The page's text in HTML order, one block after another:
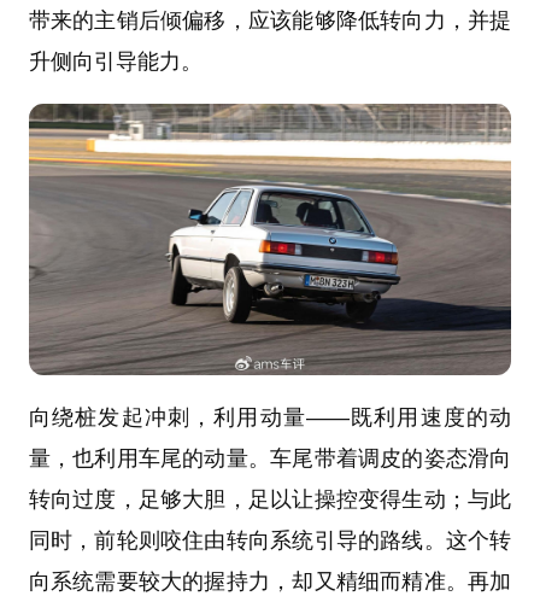
带来的主销后倾偏移，应该能够降低转向力，并提
升侧向引导能力。
向绕桩发起冲刺，利用动量——既利用速度的动
量，也利用车尾的动量。车尾带着调皮的姿态滑向
转向过度，足够大胆，足以让操控变得生动；与此
同时，前轮则咬住由转向系统引导的路线。这个转
向系统需要较大的握持力，却又精细而精准。再加